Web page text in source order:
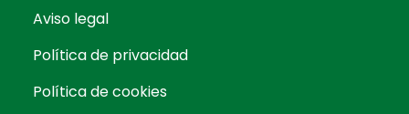
Aviso legal
Política de privacidad
Política de cookies